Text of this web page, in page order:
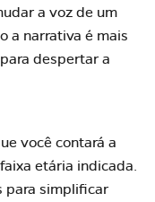
a voz de um
a narrativa é mais
despertar a
você contará a
etária indicada.
para simplificar